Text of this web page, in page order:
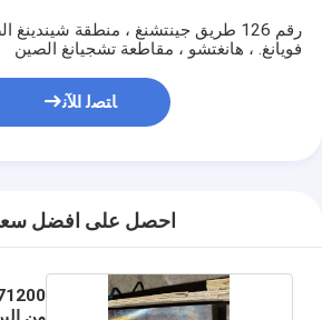
رقم 126 طريق جينتشنغ ، منطقة
فويانغ. ، هانغتشو ، مقاطعة تشجيانغ الصين
ﺎﺘﺼﻟ ﺍﻶﻧ
احصل على افضل